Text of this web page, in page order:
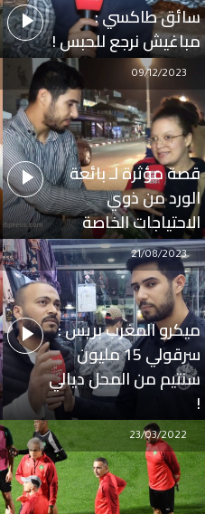
سائق طاكسي :
مباغيش نرجع للحبس !
قصة مؤثرة لـ بائعة
الورد من ذوي
الاحتياجات الخاصة
09/12/2023
ميكرو المغرب بريس :
سرقولي 15 مليون
سنتيم من المحل ديالي
!
21/08/2023
23/03/2022